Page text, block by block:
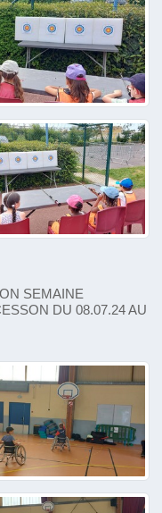
SEMAINE
DU 08.07.24 AU